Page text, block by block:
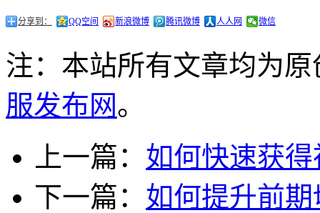
分享到： QQ空间 新浪微博 腾讯微博 人人网 微信
注：本站所有文章均为
服发布网。
上一篇： 如何快速获
下一篇： 如何提升前